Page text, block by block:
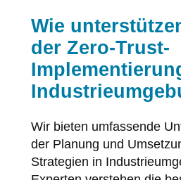
Wie
der Zero-Trust-
Wir bieten umfassende
der Planung und
Strategien in